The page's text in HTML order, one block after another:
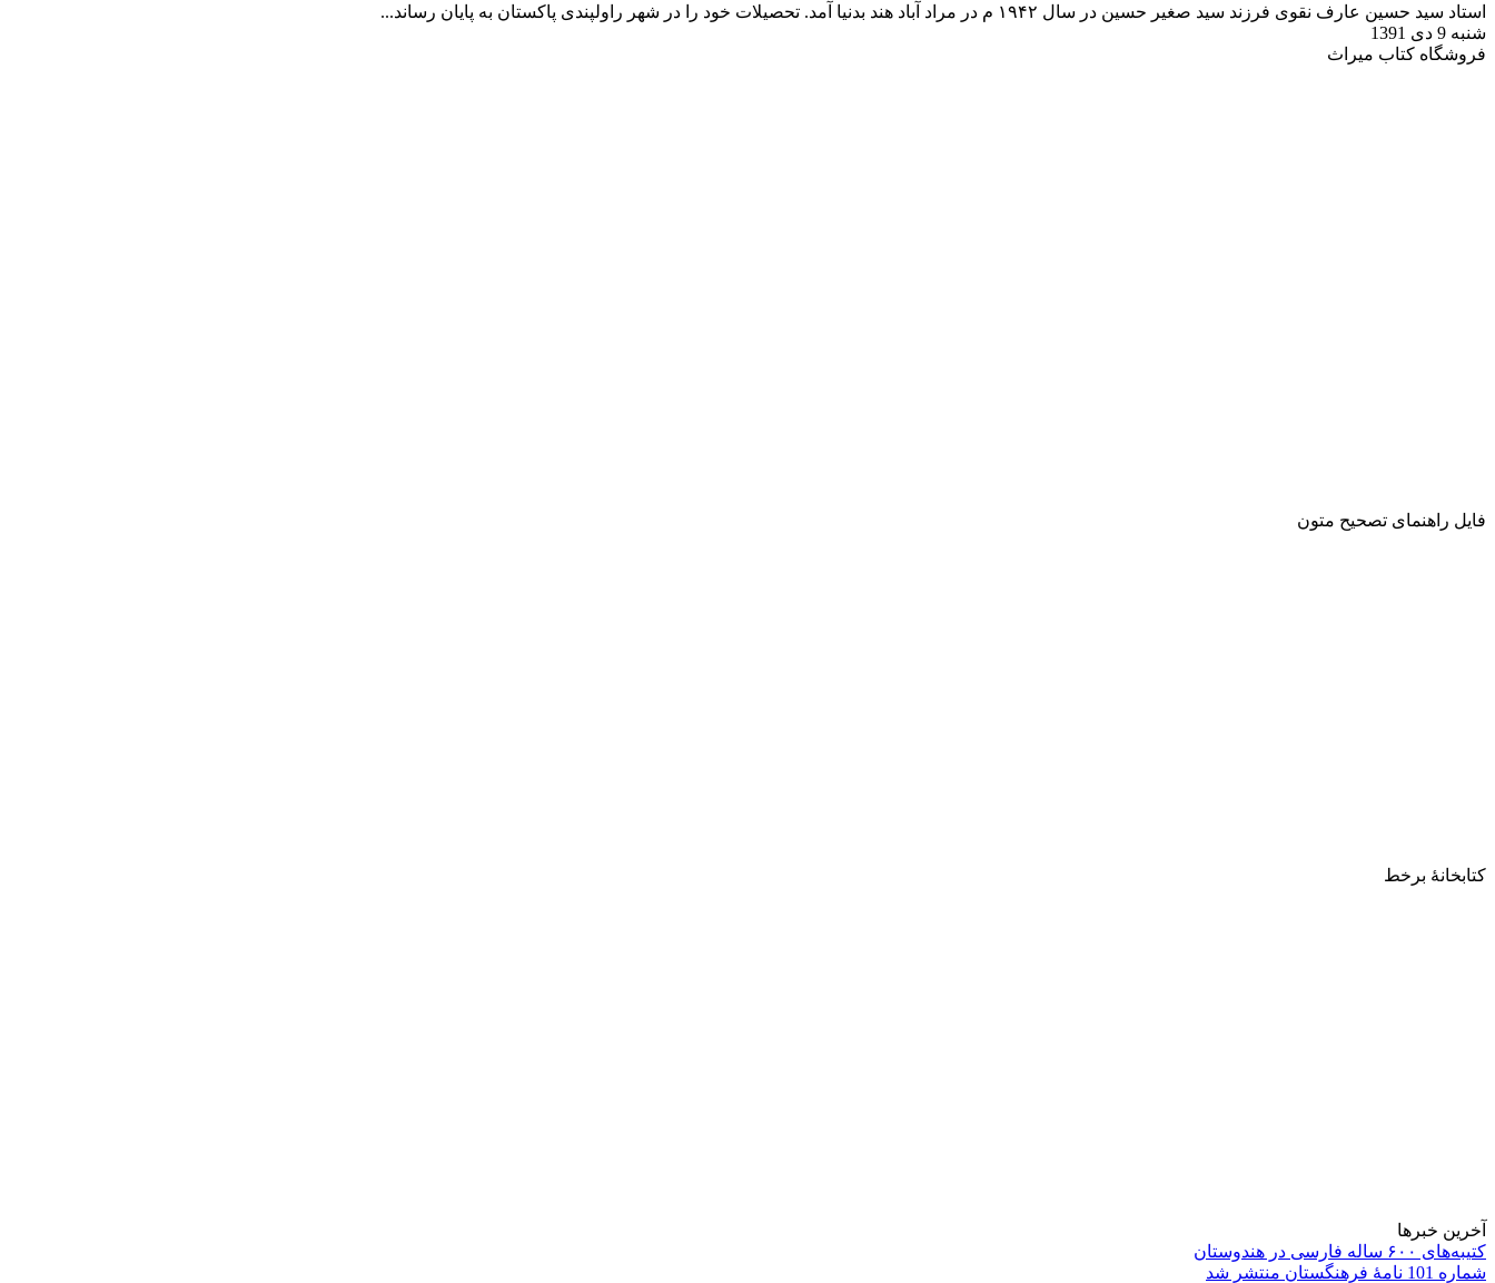
استاد سید حسین عارف نقوی فرزند سید صغیر حسین در سال ۱۹۴۲ م در مراد آباد هند بدنیا آمد. تحصیلات خود را در شهر راولپندی پاکستان به پایان رساند...
شنبه 9 دی 1391
فروشگاه کتاب میراث
فایل راهنمای تصحیح متون
کتابخانۀ برخط
آخرین خبرها
کتیبه‌های ۶۰۰ ساله فارسی در هندوستان
شماره 101 نامۀ فرهنگستان منتشر شد